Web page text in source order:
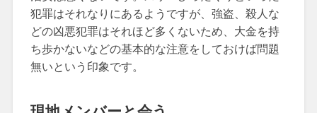
犯罪はそれなりにあるようですが、強盗、殺人な
どの凶悪犯罪はそれほど多くないため、大金を持
ち歩かないなどの基本的な注意をしておけば問題
無いという印象です。